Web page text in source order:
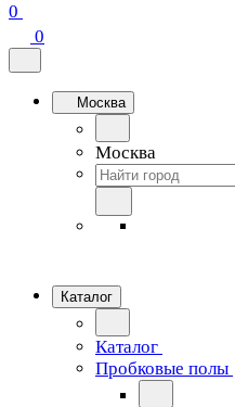
0
0
Москва
Москва
Каталог
Каталог
Пробковые полы